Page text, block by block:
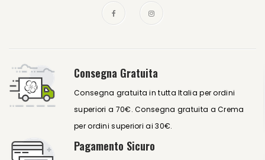
Consegna Gratuita
Consegna gratuita in tutta Italia per ordini
superiori a 70€. Consegna gratuita a Crema
per ordini superiori ai 30€.
Pagamento Sicuro